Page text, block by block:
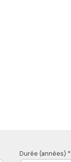
Durée (années) *